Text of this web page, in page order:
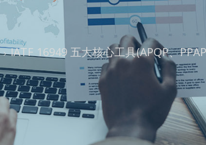
IATF 16949 五大核心工具(APQP、